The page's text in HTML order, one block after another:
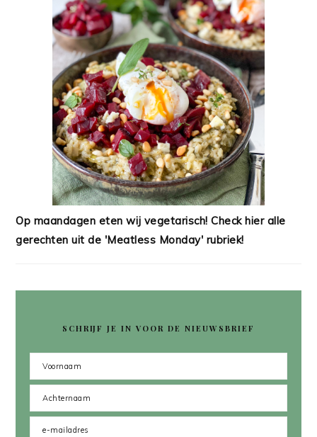
Op maandagen eten wij vegetarisch! Check hier alle
gerechten uit de 'Meatless Monday' rubriek!
SCHRIJF JE IN VOOR DE NIEUWSBRIEF